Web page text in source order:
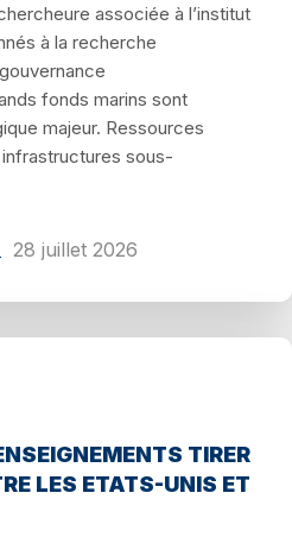
associée à l’institut
à la recherche
fonds marins sont
majeur. Ressources
sous-
28 juillet 2026
TIRER
LES ETATS-UNIS ET